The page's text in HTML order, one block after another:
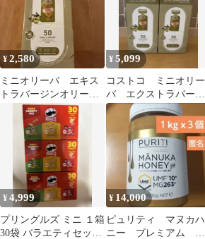
¥2,580
ミニオリーバ エキス
トラバージンオリーブ
オイル コストコ 50
¥5,099
コストコ ミニオリー
バ エクストラバージ
ンオリーブオイル50個
入×2箱
¥4,999
プリングルズ ミニ １箱
30袋 バラエティセット
¥ 14,000
ピュリティ マヌカハ
ニー プレミアム ①